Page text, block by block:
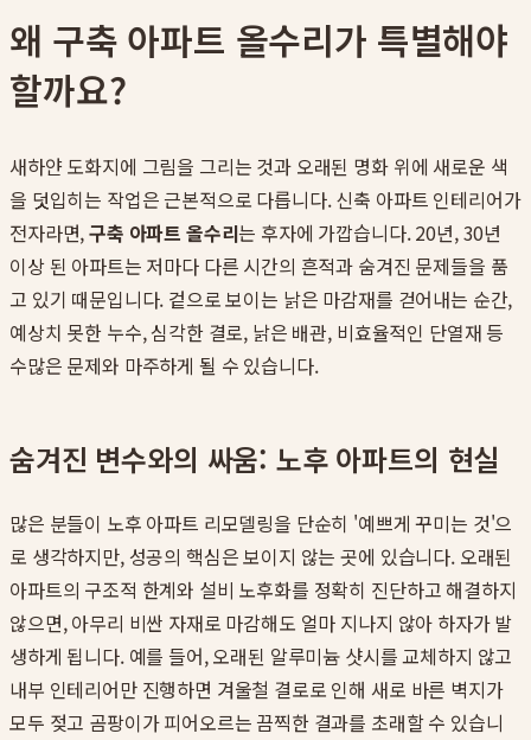
왜 구축 아파트 올수리가 특별해야
할까요?
새하얀 도화지에 그림을 그리는 것과 오래된 명화 위에 새로운 색
을 덧입히는 작업은 근본적으로 다릅니다. 신축 아파트 인테리어가
전자라면,구축 아파트 올수리는 후자에 가깝습니다. 20년, 30년
이상 된 아파트는 저마다 다른 시간의 흔적과 숨겨진 문제들을 품
고 있기 때문입니다. 겉으로 보이는 낡은 마감재를 걷어내는 순간,
예상치 못한 누수, 심각한 결로, 낡은 배관, 비효율적인 단열재 등
수많은 문제와 마주하게 될 수 있습니다.
숨겨진 변수와의 싸움: 노후 아파트의 현실
많은 분들이 노후 아파트 리모델링을 단순히 '예쁘게 꾸미는 것'으
로 생각하지만, 성공의 핵심은 보이지 않는 곳에 있습니다. 오래된
아파트의 구조적 한계와 설비 노후화를 정확히 진단하고 해결하지
않으면, 아무리 비싼 자재로 마감해도 얼마 지나지 않아 하자가 발
생하게 됩니다. 예를 들어, 오래된 알루미늄 샷시를 교체하지 않고
내부 인테리어만 진행하면 겨울철 결로로 인해 새로 바른 벽지가
모두 젖고 곰팡이가 피어오르는 끔찍한 결과를 초래할 수 있습니